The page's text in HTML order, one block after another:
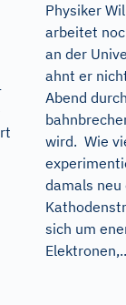
Physiker
arbeitet
an der
ahnt er
Abend
wird. Wie
damals
sich um